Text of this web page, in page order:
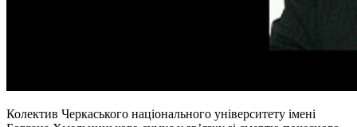
Колектив Черкаського національного університету імені